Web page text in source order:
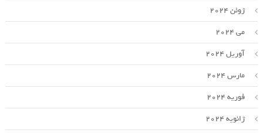
ژوئن 2024
می 2024
آوریل 2024
مارس 2024
فوریه 2024
ژانویه 2024